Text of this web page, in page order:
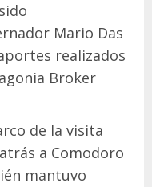
Mario Das
realizados
Broker
de la visita
a Comodoro
mantuvo